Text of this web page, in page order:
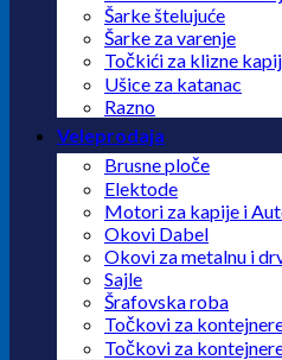
Šarke štelujuće
Šarke za varenje
Točkići za klizne
Ušice za katanac
Razno
Veleprodaja
Brusne ploče
Elektode
Motori za kapije i
Okovi Dabel
Okovi za metalnu i
Sajle
Šrafovska roba
Točkovi za
Točkovi za